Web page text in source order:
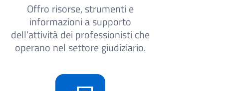
Offro risorse, strumenti e
informazioni a supporto
dell’attività dei professionisti che
operano nel settore giudiziario.